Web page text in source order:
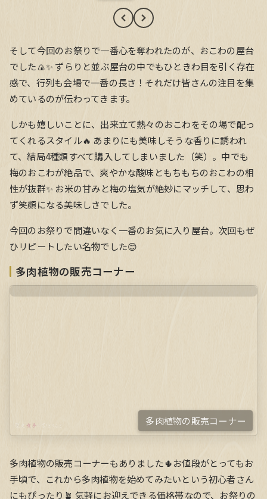
そして今回のお祭りで一番心を奪われたのが、おこわの屋台
でした🍙✨ ずらりと並ぶ屋台の中でもひときわ目を引く存在
感で、行列も会場で一番の長さ！それだけ皆さんの注目を集
めているのが伝わってきます。
しかも嬉しいことに、出来立て熱々のおこわをその場で配っ
てくれるスタイル🔥 あまりにも美味しそうな香りに誘われ
て、結局4種類すべて購入してしまいました（笑）。中でも
梅のおこわが絶品で、爽やかな酸味ともちもちのおこわの相
性が抜群✨ お米の甘みと梅の塩気が絶妙にマッチして、思わ
ず笑顔になる美味しさでした。
今回のお祭りで間違いなく一番のお気に入り屋台。次回もぜ
ひリピートしたい名物でした😊
多肉植物の販売コーナー
多肉植物の販売コーナー
多肉植物の販売コーナーもありました🌵お値段がとってもお
手頃で、これから多肉植物を始めてみたいという初心者さん
にもぴったり🪴 気軽にお迎えできる価格帯なので、お祭りの